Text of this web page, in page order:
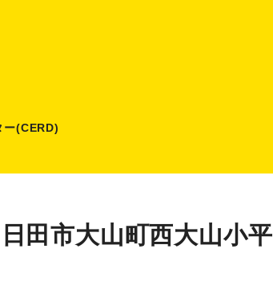
ー(CERD)
田市大山町西大山小平